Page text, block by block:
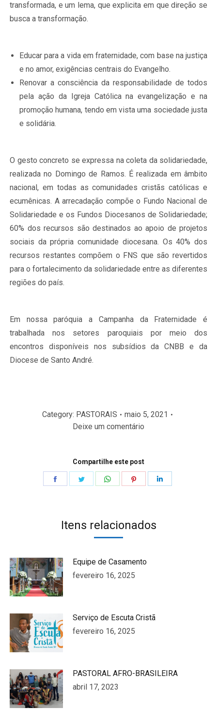
transformada, e um lema, que explicita em que direção se
busca a transformação.
Educar para a vida em fraternidade, com base na justiça
e no amor, exigências centrais do Evangelho.
Renovar a consciência da responsabilidade de todos
pela ação da Igreja Católica na evangelização e na
promoção humana, tendo em vista uma sociedade justa
e solidária.
O gesto concreto se expressa na coleta da solidariedade,
realizada no Domingo de Ramos. É realizada em âmbito
nacional, em todas as comunidades cristãs católicas e
ecumênicas. A arrecadação compõe o Fundo Nacional de
Solidariedade e os Fundos Diocesanos de Solidariedade;
60% dos recursos são destinados ao apoio de projetos
sociais da própria comunidade diocesana. Os 40% dos
recursos restantes compõem o FNS que são revertidos
para o fortalecimento da solidariedade entre as diferentes
regiões do país.
Em nossa paróquia a Campanha da Fraternidade é
trabalhada nos setores paroquiais por meio dos
encontros disponíveis nos subsídios da CNBB e da
Diocese de Santo André.
Category: PASTORAIS
maio 5, 2021
Deixe um comentário
Compartilhe este post
Itens relacionados
Equipe de Casamento
fevereiro 16, 2025
Serviço de Escuta Cristã
fevereiro 16, 2025
PASTORAL AFRO-BRASILEIRA
abril 17, 2023